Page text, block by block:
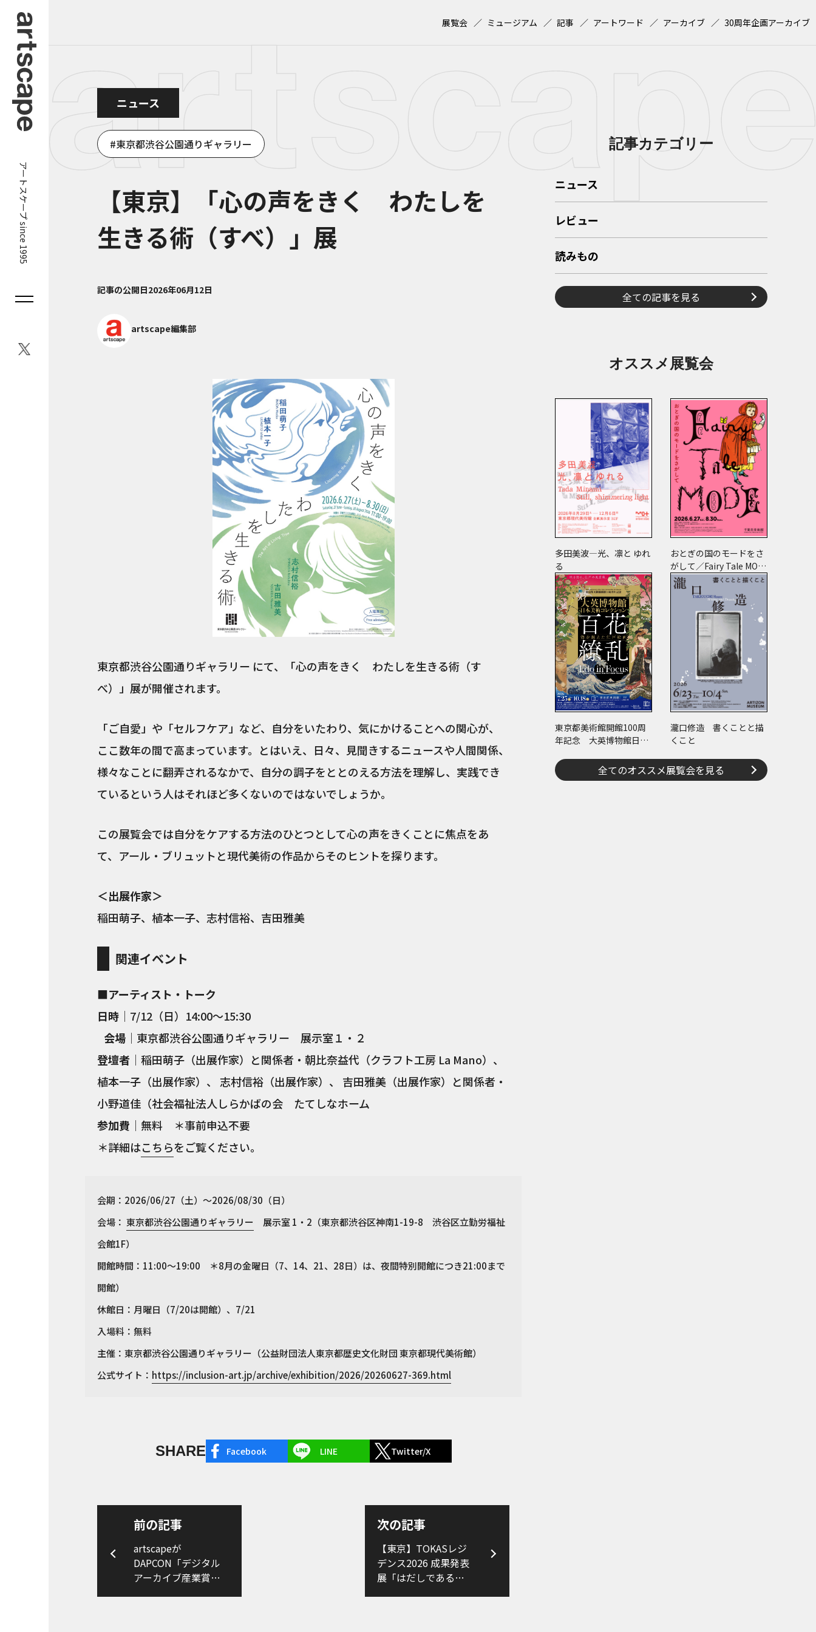
アートスケープ since 1995
展覧会 ミュージアム 記事 アートワード アーカイブ 30周年企画アーカイブ
ニュース
東京都渋谷公園通りギャラリー
【東京】「心の声をきく わたしを
生きる術（すべ）」展
記事の公開日2026年06月12日
artscape編集部
東京都渋谷公園通りギャラリー にて、「心の声をきく わたしを生きる術（す
べ）」展が開催されます。
「ご自愛」や「セルフケア」など、自分をいたわり、気にかけることへの関心が、
ここ数年の間で高まっています。とはいえ、日々、見聞きするニュースや人間関係、
様々なことに翻弄されるなかで、自分の調子をととのえる方法を理解し、実践でき
ているという人はそれほど多くないのではないでしょうか。
この展覧会では自分をケアする方法のひとつとして心の声をきくことに焦点をあ
て、アール・ブリュットと現代美術の作品からそのヒントを探ります。
＜出展作家＞
稲田萌子、植本一子、志村信裕、吉田雅美
関連イベント
■アーティスト・トーク
日時 ｜7/12（日）14:00〜15:30
会場 ｜東京都渋谷公園通りギャラリー 展示室１・２
登壇者 ｜稲田萌子（出展作家）と関係者・朝比奈益代（クラフト工房 La Mano）、
植本一子（出展作家）、 志村信裕（出展作家）、 吉田雅美（出展作家）と関係者・
小野道佳（社会福祉法人しらかばの会 たてしなホーム
参加費 ｜無料 ＊事前申込不要
＊詳細はこちらをご覧ください。
会期：2026/06/27（土）〜2026/08/30（日）
会場： 東京都渋谷公園通りギャラリー 展示室 1・2（東京都渋谷区神南1-19-8 渋谷区立勤労福祉
会館1F）
開館時間：11:00～19:00 ＊8月の金曜日（7、14、21、28日）は、夜間特別開館につき21:00まで
開館）
休館日：月曜日（7/20は開館）、7/21
入場料：無料
主催：東京都渋谷公園通りギャラリー（公益財団法人東京都歴史文化財団 東京都現代美術館）
公式サイト： https://inclusion-art.jp/archive/exhibition/2026/20260627-369.html
SHARE Facebook LINE Twitter/X
前の記事
artscapeが
DAPCON「デジタル
アーカイブ産業賞
次の記事
【東京】TOKASレジ
デンス2026 成果発表
展「はだしである
記事カテゴリー
ニュース
レビュー
読みもの
全ての記事を見る
オススメ展覧会
多田美波―光、凛と ゆれ
る
おとぎの国のモードをさ
がして／Fairy Tale MOD
E
東京都美術館開館100周
年記念 大英博物館日本
繚乱～海を越えた江戸絵
画
瀧口修造 書くことと描
くこと
全てのオススメ展覧会を見る